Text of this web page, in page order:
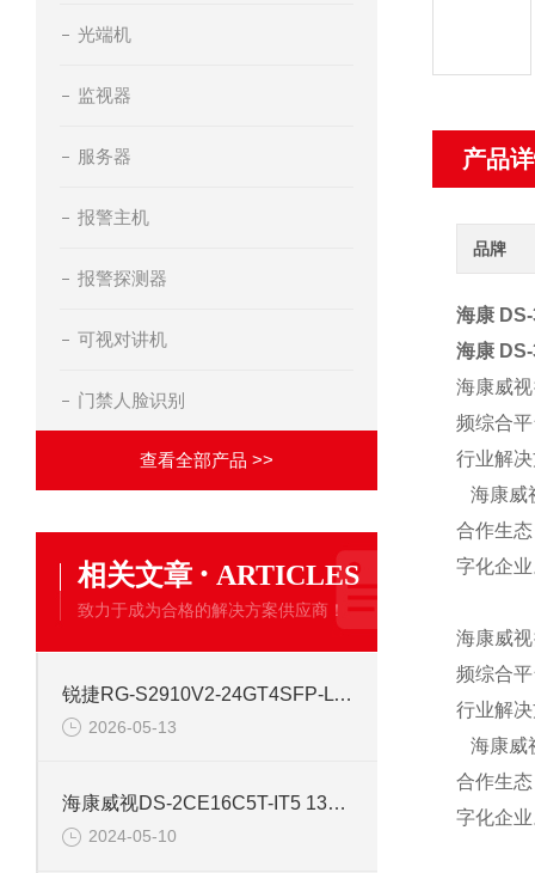
光端机
监视器
服务器
报警主机
报警探测器
可视对讲机
门禁人脸识别
查看全部产品 >>
相关文章 · ARTICLES
致力于成为合格的解决方案供应商！
锐捷RG-S2910V2-24GT4SFP-L 24口网管千兆交换机
2026-05-13
海康威视DS-2CE16C5T-IT5 130万红外高清同轴交换机
2024-05-10
产品
品牌
海康
海康
海康威
频综合
行业解
海康威
合作生
字化企
海康威
频综合
行业解
海康威
合作生
字化企